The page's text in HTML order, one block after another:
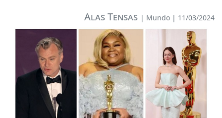
Alas Tensas | Mundo | 11/03/2024